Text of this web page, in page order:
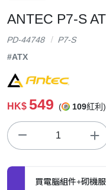
ANTEC P7-S
PD-44748
P7-S
#ATX
HK$ 549 ( 109紅利)
買電腦組件+砌機